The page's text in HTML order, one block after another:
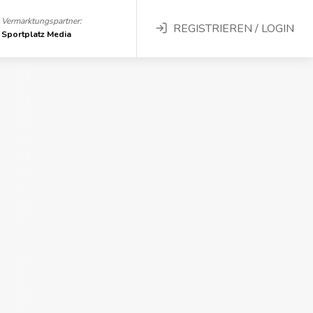
Vermarktungspartner:
Sportplatz Media
REGISTRIEREN / LOGIN